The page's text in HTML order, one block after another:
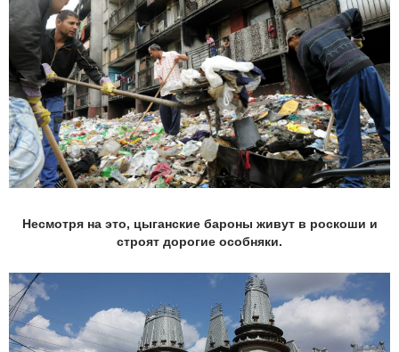
Несмотря на это, цыганские бароны живут в роскоши и
строят дорогие особняки.